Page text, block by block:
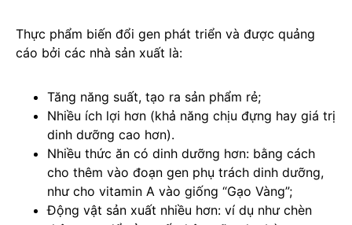
Thực phẩm biến đổi gen phát triển và được quảng
cáo bởi các nhà sản xuất là:
Tăng năng suất, tạo ra sản phẩm rẻ;
Nhiều ích lợi hơn (khả năng chịu đựng hay giá trị
dinh dưỡng cao hơn).
Nhiều thức ăn có dinh dưỡng hơn: bằng cách
cho thêm vào đoạn gen phụ trách dinh dưỡng,
như cho vitamin A vào giống “Gạo Vàng”;
Động vật sản xuất nhiều hơn: ví dụ như chèn